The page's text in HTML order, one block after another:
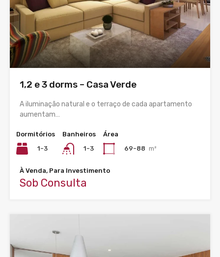
1,2 e 3 dorms – Casa Verde
A iluminação natural e o terraço de cada apartamento
aumentam…
Dormitórios
1-3
Banheiros
1-3
Área
69-88 m²
À Venda, Para Investimento
Sob Consulta